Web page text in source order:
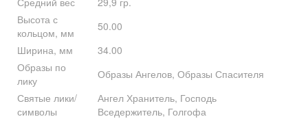
Высота с
кольцом, мм
50.00
Ширина, мм
34.00
Образы по
лику
Образы Ангелов, Образы Спасителя
Святые лики/
символы
Ангел Хранитель, Господь
Вседержитель, Голгофа